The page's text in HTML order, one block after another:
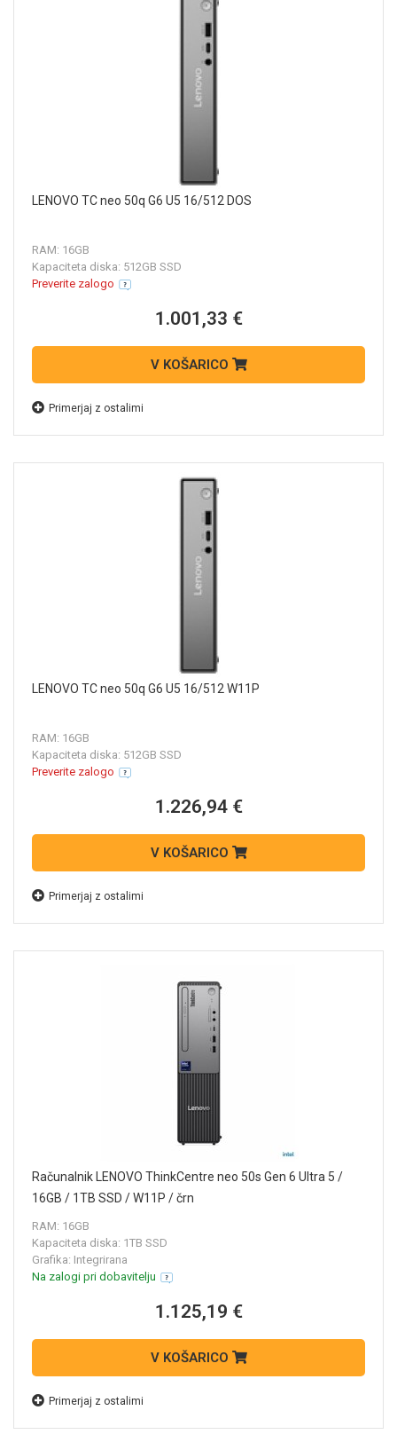
LENOVO TC neo 50q G6 U5 16/512 DOS
RAM: 16GB
Kapaciteta diska: 512GB SSD
Preverite zalogo
1.001,33 €
V KOŠARICO
Primerjaj z ostalimi
LENOVO TC neo 50q G6 U5 16/512 W11P
RAM: 16GB
Kapaciteta diska: 512GB SSD
Preverite zalogo
1.226,94 €
V KOŠARICO
Primerjaj z ostalimi
Računalnik LENOVO ThinkCentre neo 50s Gen 6 Ultra 5 /
16GB / 1TB SSD / W11P / črn
RAM: 16GB
Kapaciteta diska: 1TB SSD
Grafika: Integrirana
Na zalogi pri dobavitelju
1.125,19 €
V KOŠARICO
Primerjaj z ostalimi